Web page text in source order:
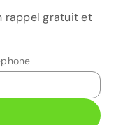
rappel gratuit et